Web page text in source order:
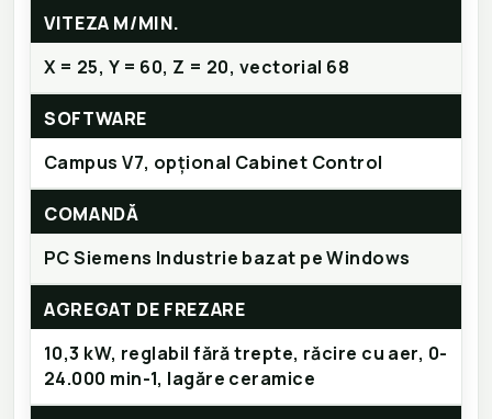
VITEZA M/MIN.
X = 25, Y = 60, Z = 20, vectorial 68
SOFTWARE
Campus V7, opțional Cabinet Control
COMANDĂ
PC Siemens Industrie bazat pe Windows
AGREGAT DE FREZARE
10,3 kW, reglabil fără trepte, răcire cu aer, 0-
24.000 min-1, lagăre ceramice